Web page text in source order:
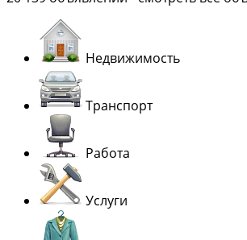
Недвижимость
Транспорт
Работа
Услуги